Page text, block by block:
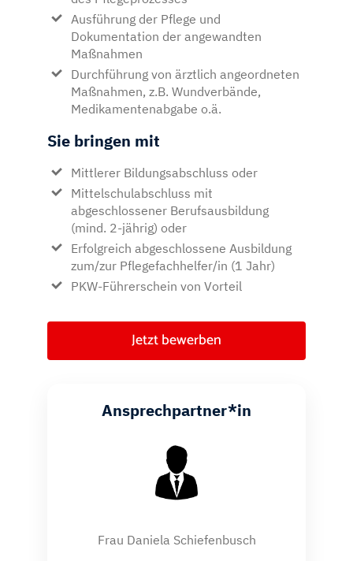
Ausführung der Pflege und
Dokumentation der angewandten
Maßnahmen
Durchführung von ärztlich angeordneten
Maßnahmen, z.B. Wundverbände,
Medikamentenabgabe o.ä.
Sie bringen mit
Mittlerer Bildungsabschluss oder
Mittelschulabschluss mit
abgeschlossener Berufsausbildung
(mind. 2-jährig) oder
Erfolgreich abgeschlossene Ausbildung
zum/zur Pflegefachhelfer/in (1 Jahr)
PKW-Führerschein von Vorteil
Jetzt bewerben
Ansprechpartner*in
Frau Daniela Schiefenbusch